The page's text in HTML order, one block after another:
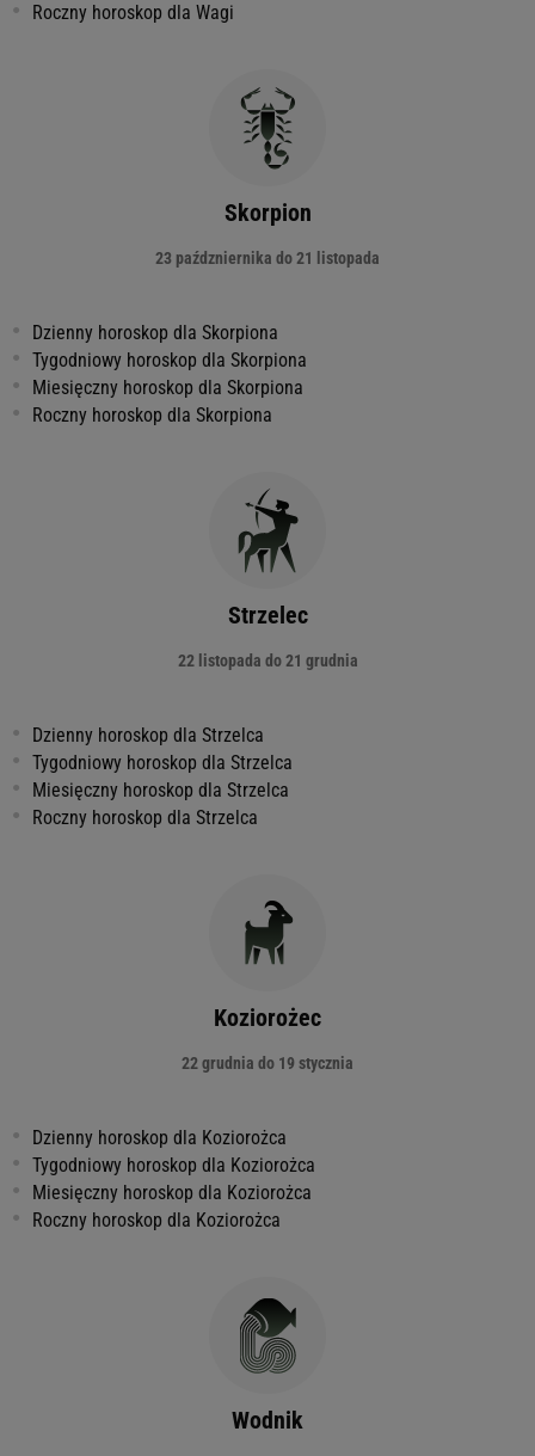
Roczny horoskop dla Wagi
Skorpion
23 paźdzniernika do 21 listopada
Dzienny horoskop dla Skorpiona
Tygodniowy horoskop dla Skorpiona
Miesięczny horoskop dla Skorpiona
Roczny horoskop dla Skorpiona
Strzelec
22 listopada do 21 grudnia
Dzienny horoskop dla Strzelca
Tygodniowy horoskop dla Strzelca
Miesięczny horoskop dla Strzelca
Roczny horoskop dla Strzelca
Koziorożec
22 grudnia do 19 stycznia
Dzienny horoskop dla Koziorożca
Tygodniowy horoskop dla Koziorożca
Miesięczny horoskop dla Koziorożca
Roczny horoskop dla Koziorożca
Wodnik